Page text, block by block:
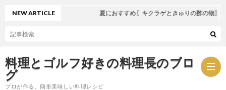
料理とゴルフ好きの料理長のブロ
グ
プロが作る、簡単美味しい料理レシピ
NEW ARTICLE 夏におすすめ〖キクラゲときゅりの酢の物〗